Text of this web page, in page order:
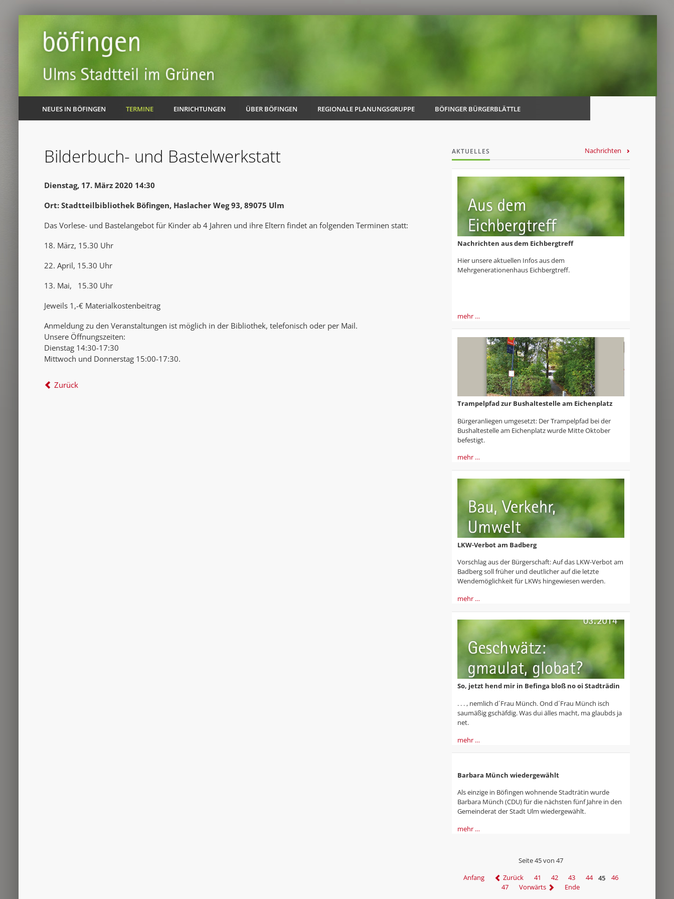
NEUES IN BÖFINGEN TERMINE EINRICHTUNGEN ÜBER BÖFINGEN REGIONALE PLANUNGSGRUPPE
AK Internet
BÖFINGER BÜRGERBLÄTTLE
Bilderbuch- und Bastelwerkstatt
Dienstag, 17. März 2020 14:30
Ort: Stadtteilbibliothek Böfingen, Haslacher Weg 93, 89075 Ulm
Das Vorlese- und Bastelangebot für Kinder ab 4 Jahren und ihre Eltern findet an folgenden Terminen statt:
18. März, 15.30 Uhr
22. April, 15.30 Uhr
13. Mai, 15.30 Uhr
Jeweils 1,-€ Materialkostenbeitrag
Anmeldung zu den Veranstaltungen ist möglich in der Bibliothek, telefonisch oder per Mail.
Unsere Öffnungszeiten:
Dienstag 14:30-17:30
Mittwoch und Donnerstag 15:00-17:30.
Zurück
AKTUELLES Nachrichten
Nachrichten aus dem Eichbergtreff
Hier unsere aktuellen Infos aus dem
Mehrgenerationenhaus Eichbergtreff.
mehr …
Trampelpfad zur Bushaltestelle am Eichenplatz
Bürgeranliegen umgesetzt: Der Trampelpfad bei der
Bushaltestelle am Eichenplatz wurde Mitte Oktober
befestigt.
mehr …
LKW-Verbot am Badberg
Vorschlag aus der Bürgerschaft: Auf das LKW-Verbot am
Badberg soll früher und deutlicher auf die letzte
Wendemöglichkeit für LKWs hingewiesen werden.
mehr …
So, jetzt hend mir in Befinga bloß no oi Stadträdin
. . . , nemlich d´Frau Münch. Ond d´Frau Münch isch
saumäßig gschäfdig. Was dui älles macht, ma glaubds ja
net.
mehr …
Barbara Münch wiedergewählt
Als einzige in Böfingen wohnende Stadträtin wurde
Barbara Münch (CDU) für die nächsten fünf Jahre in den
Gemeinderat der Stadt Ulm wiedergewählt.
mehr …
Seite 45 von 47
Anfang
Zurück 41 42 43 44 45
46
47
Vorwärts Ende